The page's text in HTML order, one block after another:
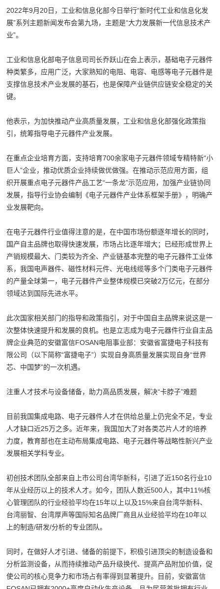
2022年9月20日，工业和信息化部今日举行“新时代工业和信息化发
展”系列主题新闻发布会第九场，主题是“大力发展新一代信息技术产
业”。
工业和信息化部电子信息司司长乔跃山在会上表示，基础电子元器件
种类繁多，应用广泛，大家熟知的电阻、电容、电感等电子元器件是
支撑信息技术产业发展的基石，也是保障产业链供应链安全稳定的关
键。
他表示，为加快推动产业高质量发展，工业和信息化部强化政策指
引，统筹指导电子元器件产业发展。
在重点企业培育方面，支持培育700余家电子元器件领域专精特新“小
巨人”企业，推动优质企业持续做优做强。在推动示范应用方面，组
织开展重点电子元器件产品工艺“一条龙”示范应用，加强产业链协同
发展，指导行业协会编制《电子元器件产业体系框架手册》，明确产
业发展靶向。
在电子元器件行业值得注意的是，在中国市场份额逐年增长的同时，
国产自主品牌也取得快速发展，市场占比逐年增大；已经形成世界上
产销规模最大、门类较为齐全、产业链基本完整的电子元器件工业体
系，我国电声器件、磁性材料元件、光电线缆等多个门类电子元器件
的产量全球第一，电子元器件产业整体规模已突破2万亿元，在部分
领域达到国际先进水平。
此次国家相关部门的指导和政策指引，对于中国自主品牌来说这是一
次整体快速提升和发展的良机。也是立志成为电子元器件行业自主品
牌企业典范的安徽富信FOSAN电阻事业部：安徽省富捷电子科技有
限公司（以下简称“富捷电子”）实现自身高质量发展实现自身“世界
芯、中国梦”的一次机遇。
注重人才技术与设备储备，助力高品质发展，解决“卡脖子”难题
目前我国集成电路、电子元器件人才在供给总量上仍完全不足，专业
人才缺口近25万之多。近年来，我国加大了对各类芯片人才的培养
力度，教育部也在主动布局集成电路、电子元器件等战略性新兴产业
发展相关学科专业。
初创技术团队全部来自上市公司台湾华新科，引进了近150名行业10
年从业经历以上的技术人才。如今，团队人数近500人，其中11%核
心管理团队的行业经验平均在15年以上以及15%来自台湾华新科、
台湾丽智、台湾厚声等国际知名品牌厂商且从业经验平均在10年以
上的制造/研发/分析的专业团队。
同时，在做好人才引进、储备的前提下，积极引进顶尖的制造设备和
分析监测设备，从而持续推动产品升级换代、提高产品附加价值，促
使公司的核心竞争力和市场占有率得到显著提升。目前，安徽富信